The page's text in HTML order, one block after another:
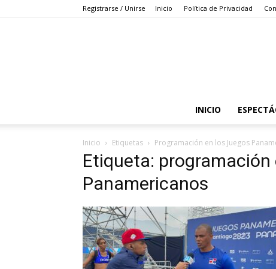
Registrarse / Unirse Inicio Política de Privacidad
INICIO
Inicio Etiquetas Programación en los Juegos
Etiqueta: programación
Panamericanos